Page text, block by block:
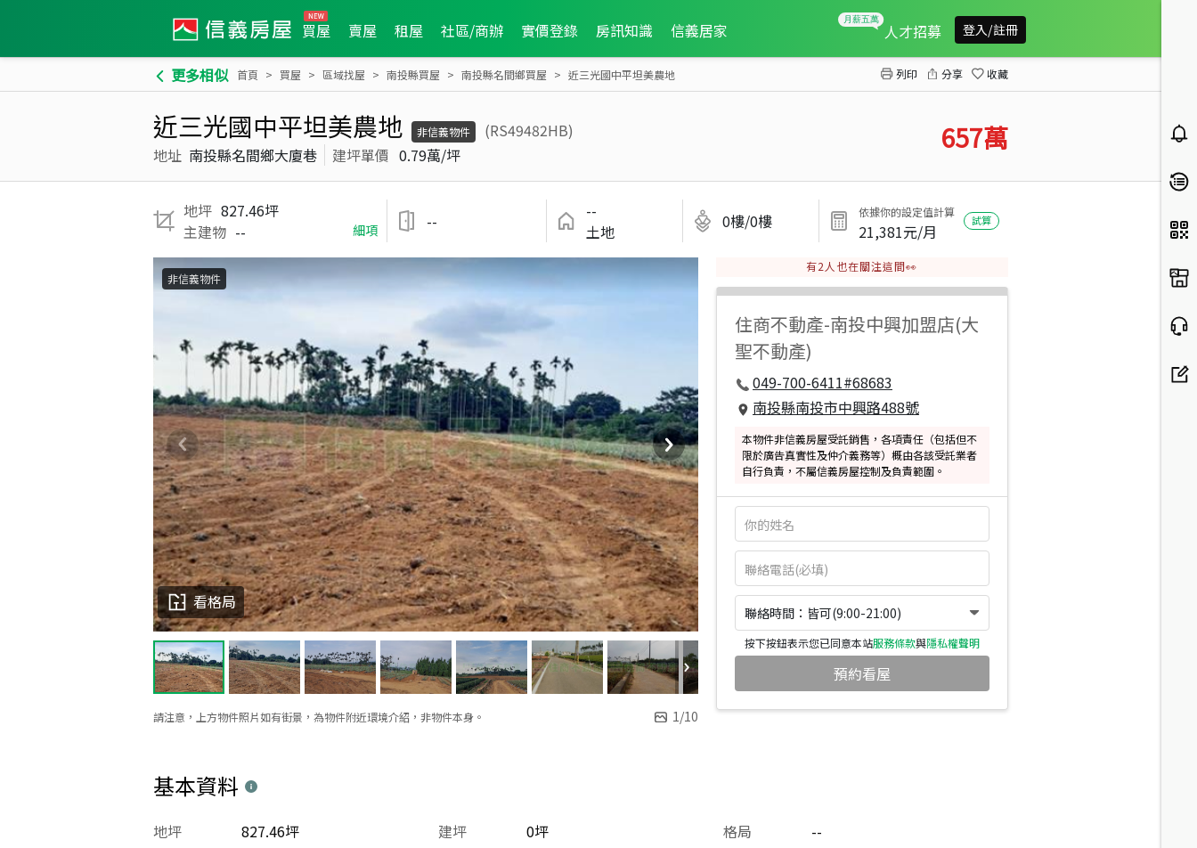
買屋 賣屋 租屋 社區/商辦 實價登錄 房訊知識 信義居家 人才招募 登入/註冊
更多相似 首頁 買屋 區域找屋 南投縣買屋 南投縣名間鄉買屋 近三光國中平坦美農地 列印 分享 收藏
近三光國中平坦美農地 非信義物件
(RS49482HB)
地址 南投縣名間鄉大廈巷 建坪單價 0.79萬/坪 657萬
地坪 827.46坪
主建物 -- 細項 --
--
土地
0樓/0樓 依據你的設定值計算
21,381元/月
試算
請注意，上方物件照片如有街景，為物件附近環境介紹，非物件本身。 1/10
看格局
非信義物件
有2 人也在關注這間👀
住商不動產-南投中興加盟店(大
聖不動產)
049-700-6411#68683
南投縣南投市中興路488號
本物件非信義房屋受託銷售，各項責任（包括但不
限於廣告真實性及仲介義務等）概由各該受託業者
自行負責，不屬信義房屋控制及負責範圍。
聯絡時間：皆可(9:00-21:00)
按下按鈕表示您已同意本站服務條款與隱私權聲明
預約看屋
基本資料
建坪 0坪
地坪 827.46坪 格局
--